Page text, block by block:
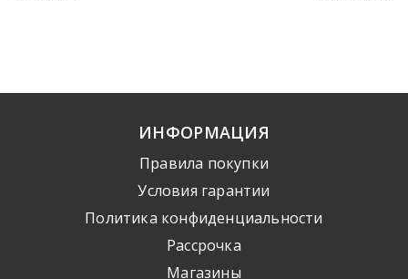
ИНФОРМАЦИЯ
Правила покупки
Условия гарантии
Политика конфиденциальности
Рассрочка
Mагазины